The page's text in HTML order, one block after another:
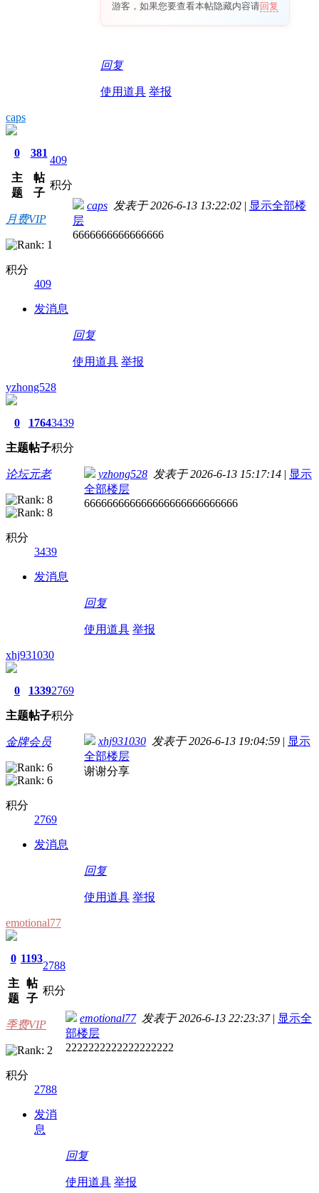
游客，如果您要查看本帖隐藏内容请回复
回复
使用道具 举报
caps
0
主
题
381
帖
子
409
积分
月费VIP
积分
409
发消息
caps 发表于 2026-6-13 13:22:02 | 显示全部楼
层
6666666666666666
回复
使用道具 举报
yzhong528
0
主题
1764
帖子
3439
积分
论坛元老
积分
3439
发消息
yzhong528 发表于 2026-6-13 15:17:14 | 显示
全部楼层
666666666666666666666666666
回复
使用道具 举报
xhj931030
0
主题
1339
帖子
2769
积分
金牌会员
积分
2769
发消息
xhj931030 发表于 2026-6-13 19:04:59 | 显示
全部楼层
谢谢分享
回复
使用道具 举报
emotional77
0
主
题
1193
帖
子
2788
积分
季费VIP
积分
2788
发消
息
emotional77发表于 2026-6-13 22:23:37 | 显示全
部楼层
2222222222222222222
回复
使用道具 举报